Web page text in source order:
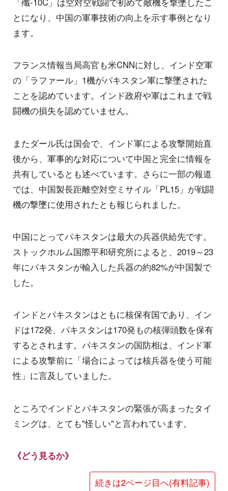
とになり、中国の軍事技術の向上を示す事例となり
ます。
フランス情報当局高官も米CNNに対し、インド空軍
の「ラファール」1機がパキスタン軍に撃墜された
ことを認めています。インド政府や軍はこれまで戦
闘機の損失を認めていません。
またダール氏は国会で、インド軍による攻撃開始直
後から、軍事的な対応について中国と完全に情報を
共有しているとも述べています。さらに一部の報道
では、中国製長距離空対空ミサイル「PL15」が戦闘
機の撃墜に使用されたとも報じられました。
中国にとってパキスタンは最大の兵器供給先です。
ストックホルム国際平和研究所によると、2019～23
年にパキスタンが輸入した兵器の約82%が中国製で
した。
インドとパキスタンはともに核保有国であり、イン
ドは172発、パキスタンは170発もの核弾頭数を保有
するとされます。パキスタンの国防相は、インド軍
による攻撃前に「場合によっては核兵器を使う可能
性」に言及していました。
ところでインドとパキスタンの緊張が高まったタイ
ミングは、とても"怪しい"と言われています。
《どう見るか》
続きは2ページ目へ(有料記事)